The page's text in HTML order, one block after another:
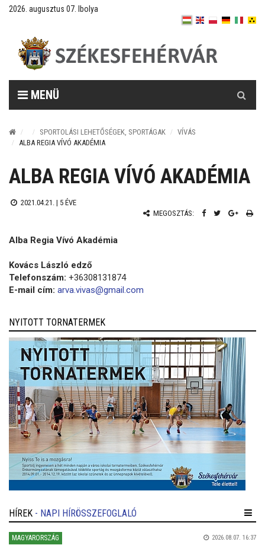
2026. augusztus 07. Ibolya
MENÜ
SPORTOLÁSI LEHETŐSÉGEK, SPORTÁGAK
VÍVÁS
ALBA REGIA VÍVÓ AKADÉMIA
ALBA REGIA VÍVÓ AKADÉMIA
2021.04.21. | 5 ÉVE
MEGOSZTÁS:
Alba Regia Vívó Akadémia
Kovács László edző
Telefonszám: +36308131874
E-mail cím: arva.vivas@gmail.com
NYITOTT TORNATERMEK
HÍREK - NAPI HÍRÖSSZEFOGLALÓ
MAGYARORSZÁG 2026.08.07. 16:37